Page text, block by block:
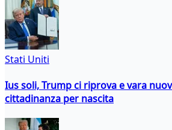
Stati Uniti
Ius soli, Trump ci riprova e vara
cittadinanza per nascita